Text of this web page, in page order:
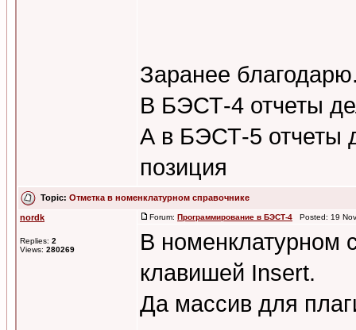
Заранее
В БЭСТ-4 отчеты
А в БЭСТ-5 отчеты
позиция
Topic: Отметка в номенклатурном справочнике
nordk
Replies: 2
Views: 280269
Forum: Программирование в БЭСТ-4 Posted: 19
В номенклатурном
клавишей Insert.
Да массив для